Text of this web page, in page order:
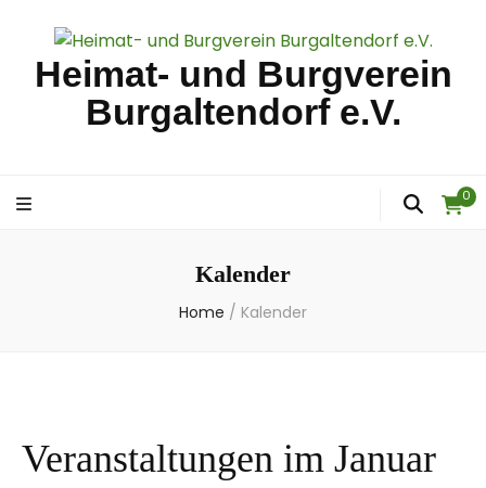
Heimat- und Burgverein
Burgaltendorf e.V.
0
Kalender
Home / Kalender
Veranstaltungen im Januar